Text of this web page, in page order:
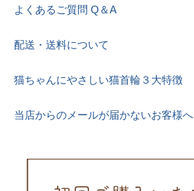
よくあるご質問 Q＆A
配送・送料について
猫ちゃんにやさしい猫首輪３大特徴
当店からのメールが届かないお客様へ